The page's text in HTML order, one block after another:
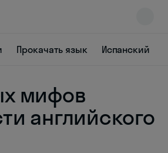
Прокачать язык Испанский
мифов
английского